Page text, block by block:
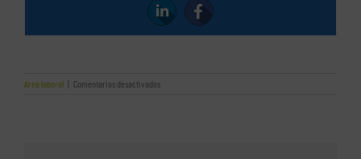
Área laboral | Comentarios desactivadosen